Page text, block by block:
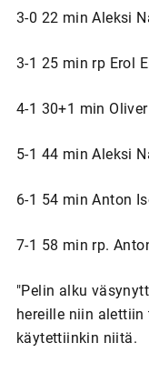
3-0 22 min Aleksi
3-1 25 min rp Erol
4-1 30+1 min
5-1 44 min Aleksi
6-1 54 min Anton
7-1 58 min rp.
"Pelin alku
hereille niin
käytettiinkin niitä.